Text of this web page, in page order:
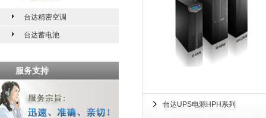
台达精密空调
台达蓄电池
服务支持
台达UPS电源HPH系列